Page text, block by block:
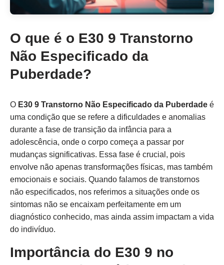
O que é o E30 9 Transtorno
Não Especificado da
Puberdade?
O E30 9 Transtorno Não Especificado da Puberdade é
uma condição que se refere a dificuldades e anomalias
durante a fase de transição da infância para a
adolescência, onde o corpo começa a passar por
mudanças significativas. Essa fase é crucial, pois
envolve não apenas transformações físicas, mas também
emocionais e sociais. Quando falamos de transtornos
não especificados, nos referimos a situações onde os
sintomas não se encaixam perfeitamente em um
diagnóstico conhecido, mas ainda assim impactam a vida
do indivíduo.
Importância do E30 9 no